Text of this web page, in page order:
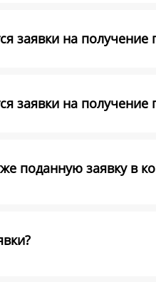
заявки на получение
заявки на получение
поданную заявку в